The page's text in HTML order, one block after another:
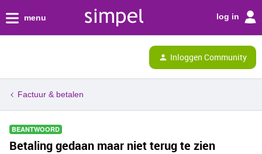
menu log in
Inloggen Community
Factuur & betalen
BEANTWOORD
Betaling gedaan maar niet terug te zien